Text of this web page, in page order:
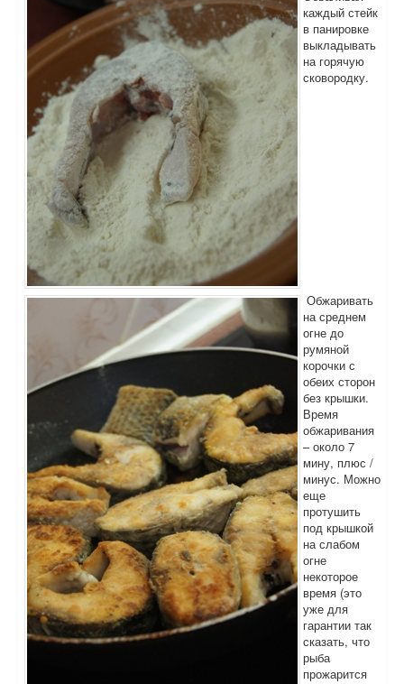
каждый стейк
в панировке
выкладывать
на горячую
сковородку.
Обжаривать
на среднем
огне до
румяной
корочки с
обеих сторон
без крышки.
Время
обжаривания
– около 7
мину, плюс /
минус. Можно
еще
протушить
под крышкой
на слабом
огне
некоторое
время (это
уже для
гарантии так
сказать, что
рыба
прожарится